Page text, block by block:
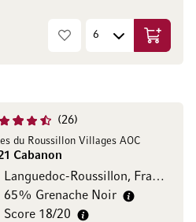
In den
26
du Roussillon Villages AOC
Cabanon
Languedoc-Roussillon, Frankreich
65% Grenache Noir
Score 18/20